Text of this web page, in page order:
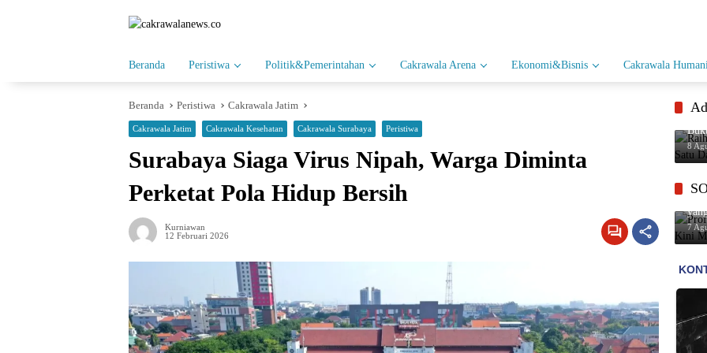
Beranda Peristiwa Politik&Pemerintahan Cakrawala Arena Ekonomi&Bisnis Cakrawala
Beranda Peristiwa Cakrawala Jatim
Cakrawala Jatim Cakrawala Kesehatan Cakrawala Surabaya Peristiwa
Surabaya Siaga Virus Nipah, Warga Diminta
Perketat Pola Hidup Bersih
Kurniawan
12 Februari 2026
8
7